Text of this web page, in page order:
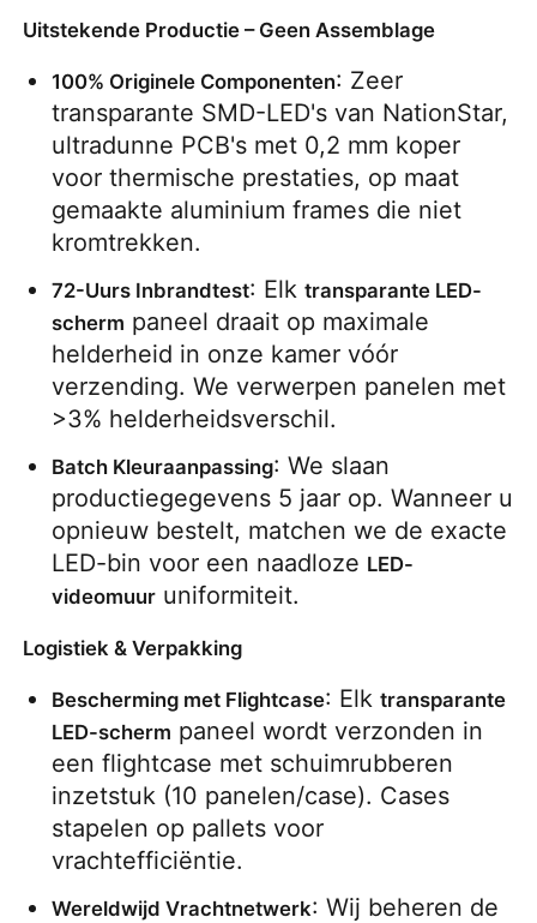
Uitstekende Productie – Geen Assemblage
100% Originele Componenten: Zeer
transparante SMD-LED's van NationStar,
ultradunne PCB's met 0,2 mm koper
voor thermische prestaties, op maat
gemaakte aluminium frames die niet
kromtrekken.
72-Uurs Inbrandtest: Elk transparante LED-
scherm paneel draait op maximale
helderheid in onze kamer vóór
verzending. We verwerpen panelen met
>3% helderheidsverschil.
Batch Kleuraanpassing: We slaan
productiegegevens 5 jaar op. Wanneer u
opnieuw bestelt, matchen we de exacte
LED-bin voor een naadloze LED-
videomuur uniformiteit.
Logistiek & Verpakking
Bescherming met Flightcase: Elk transparante
LED-scherm paneel wordt verzonden in
een flightcase met schuimrubberen
inzetstuk (10 panelen/case). Cases
stapelen op pallets voor
vrachtefficiëntie.
Wereldwijd Vrachtnetwerk: Wij beheren de